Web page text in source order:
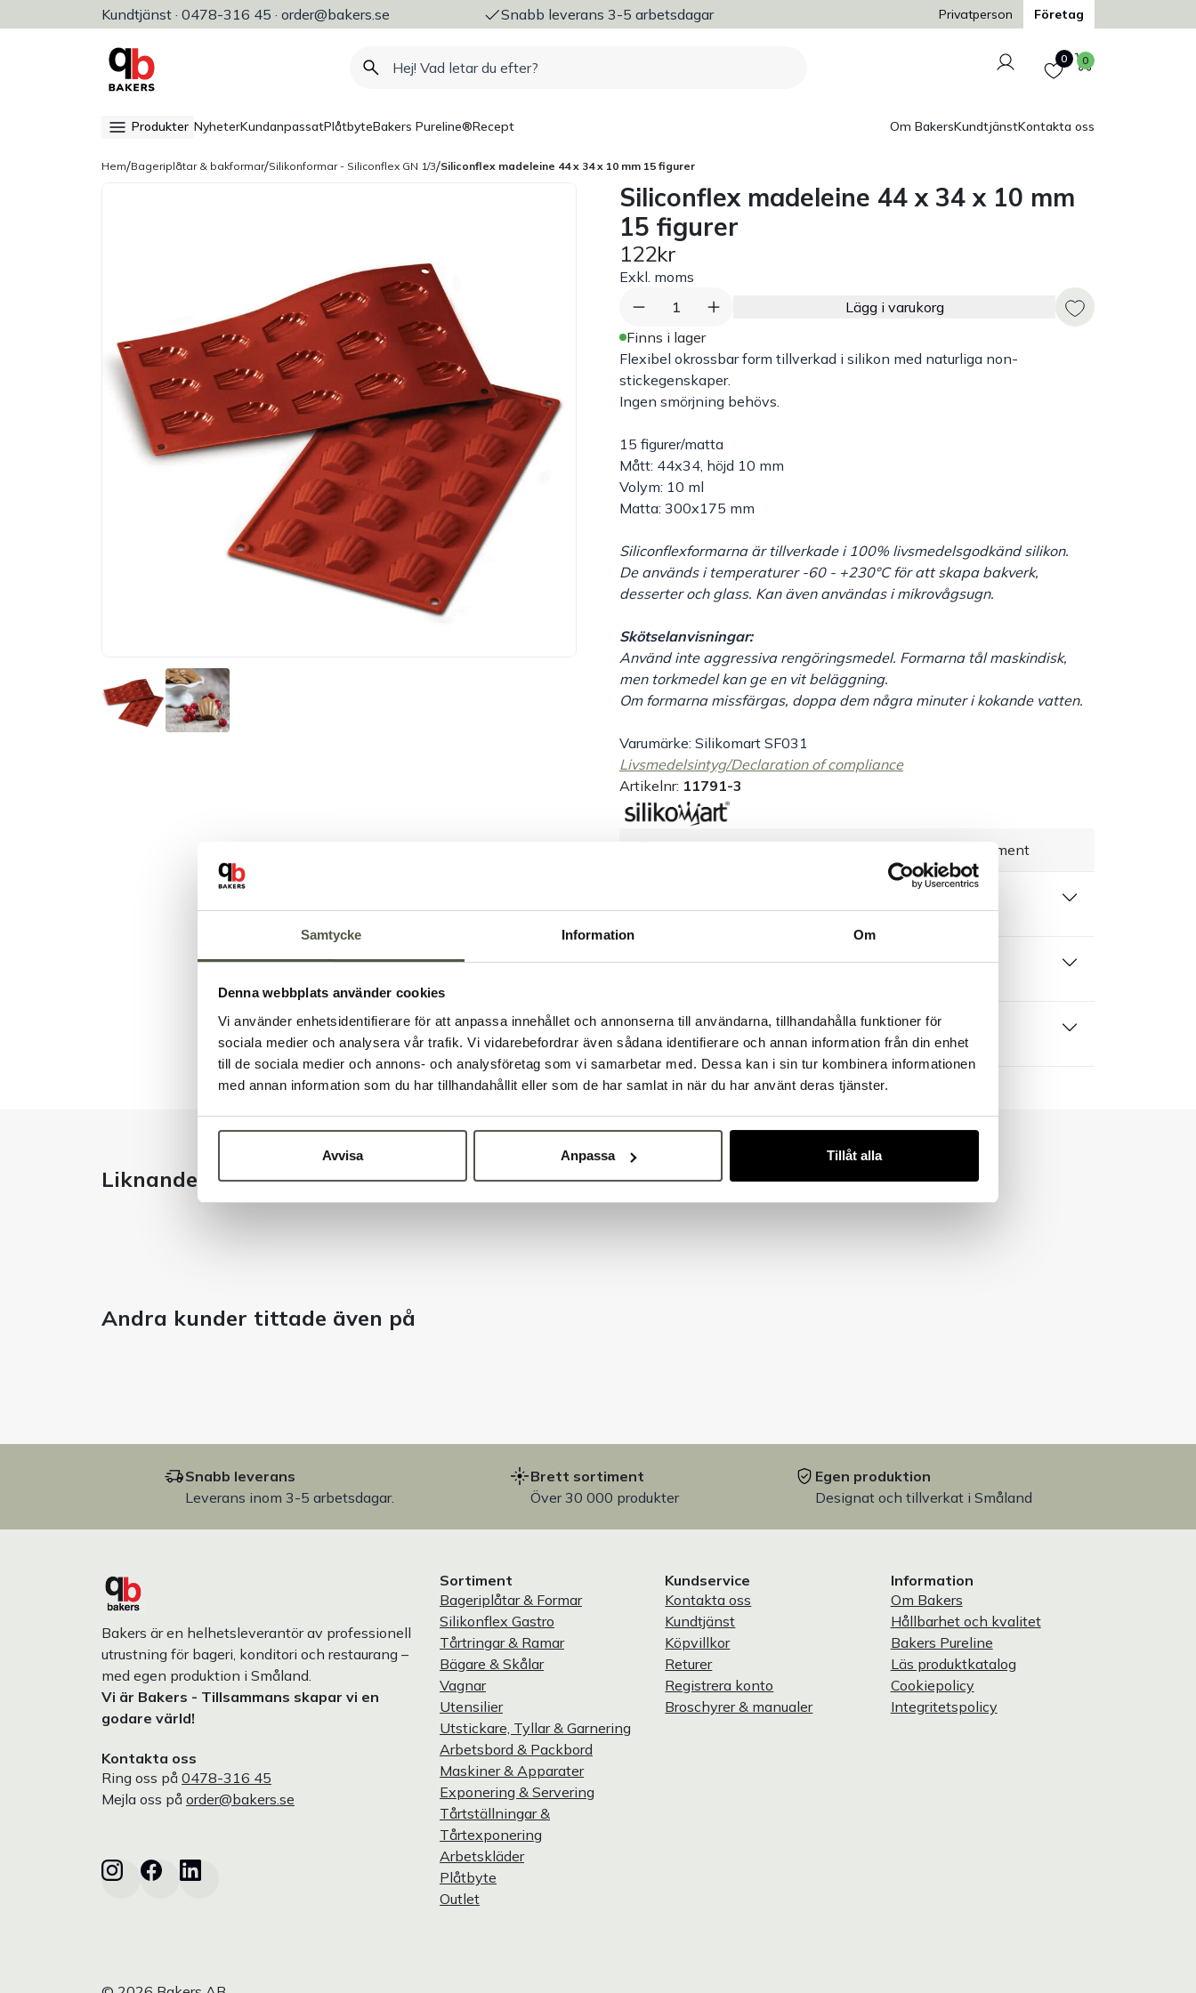
Samtycke Information Om
Denna webbplats använder cookies
Vi använder enhetsidentifierare för att anpassa innehållet och annonserna till användarna, tillhandahålla funktioner för
sociala medier och analysera vår trafik. Vi vidarebefordrar även sådana identifierare och annan information från din enhet
till de sociala medier och annons- och analysföretag som vi samarbetar med. Dessa kan i sin tur kombinera informationen
med annan information som du har tillhandahållit eller som de har samlat in när du har använt deras tjänster.
Avvisa Anpassa Tillåt alla
Kundtjänst · 0478-316 45 · order@bakers.se
Allt för bageri, konditori & restaurang Snabb leverans 3-5 arbetsdagar Trygg och säker betalning
Privatperson Företag
Logga in
Favoriter
0 Varukorg
0
Produkter NyheterKundanpassatPlåtbyteBakers Pureline®Recept Om BakersKundtjänstKontakta oss
Hem/Bageriplåtar & bakformar/Silikonformar - Siliconflex GN 1/3/Siliconflex madeleine 44 x 34 x 10 mm 15 figurer
Siliconflex madeleine 44 x 34 x 10 mm
15 figurer
122kr
Exkl. moms
1
Lägg i varukorg
Finns i lager
Flexibel okrossbar form tillverkad i silikon med naturliga non-
stickegenskaper.
Ingen smörjning behövs.
15 figurer/matta
Mått: 44x34, höjd 10 mm
Volym: 10 ml
Matta: 300x175 mm
Siliconflexformarna är tillverkade i 100% livsmedelsgodkänd silikon.
De används i temperaturer -60 - +230°C för att skapa bakverk,
desserter och glass. Kan även användas i mikrovågsugn.
Skötselanvisningar:
Använd inte aggressiva rengöringsmedel. Formarna tål maskindisk,
men torkmedel kan ge en vit beläggning.
Om formarna missfärgas, doppa dem några minuter i kokande vatten.
Varumärke: Silikomart SF031
Livsmedelsintyg/Declaration of compliance
Artikelnr: 11791-3
Brett sortiment
Produktbeskrivning
Specifikation
Dokument & produktblad
Liknande produkter
Andra kunder tittade även på
Snabb leverans
Leverans inom 3-5 arbetsdagar.
Brett sortiment
Över 30 000 produkter
Egen produktion
Designat och tillverkat i Småland
Bakers är en helhetsleverantör av professionell
utrustning för bageri, konditori och restaurang –
med egen produktion i Småland.
Vi är Bakers - Tillsammans skapar vi en
godare värld!
Kontakta oss
Ring oss på 0478-316 45
Mejla oss på order@bakers.se
Sortiment
Bageriplåtar & Formar
Silikonflex Gastro
Tårtringar & Ramar
Bägare & Skålar
Vagnar
Utensilier
Utstickare, Tyllar & Garnering
Arbetsbord & Packbord
Maskiner & Apparater
Exponering & Servering
Tårtställningar &
Tårtexponering
Arbetskläder
Plåtbyte
Outlet
Kundservice
Kontakta oss
Kundtjänst
Köpvillkor
Returer
Registrera konto
Broschyrer & manualer
Information
Om Bakers
Hållbarhet och kvalitet
Bakers Pureline
Läs produktkatalog
Cookiepolicy
Integritetspolicy
Välkommen till Bakers!
Handlar du som företag eller privatperson?
Fortsätt som privatperson
Fortsätt som företag